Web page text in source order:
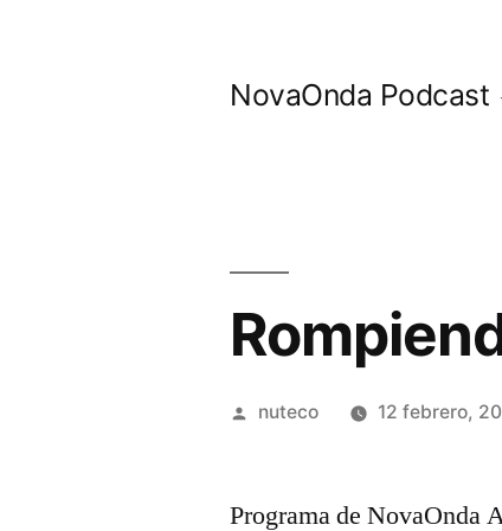
NovaOnda Podcast
Publicada
nuteco 12 febrero,
Programa de NovaOnda